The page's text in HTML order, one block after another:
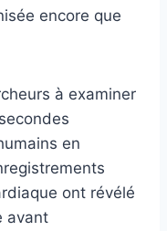
encore que
à examiner
en
ont révélé
avant